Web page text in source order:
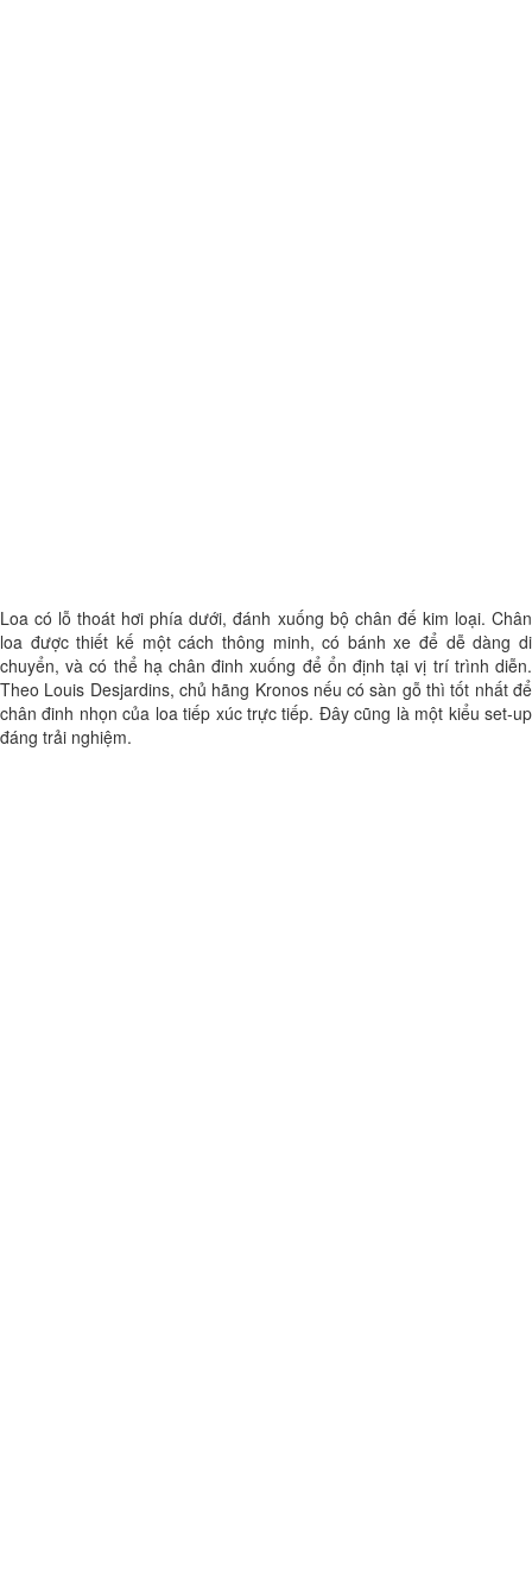
Loa có lỗ thoát hơi phía dưới, đánh xuống bộ chân đế kim loại. Chân
loa được thiết kế một cách thông minh, có bánh xe để dễ dàng di
chuyển, và có thể hạ chân đinh xuống để ổn định tại vị trí trình diễn.
Theo Louis Desjardins, chủ hãng Kronos nếu có sàn gỗ thì tốt nhất để
chân đinh nhọn của loa tiếp xúc trực tiếp. Đây cũng là một kiểu set-up
đáng trải nghiệm.